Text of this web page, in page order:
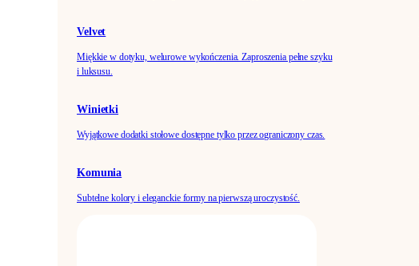
Velvet
Miękkie w dotyku, welurowe wykończenia. Zaproszenia pełne szyku
i luksusu.
Winietki
Wyjątkowe dodatki stołowe dostępne tylko przez ograniczony czas.
Komunia
Subtelne kolory i eleganckie formy na pierwszą uroczystość.